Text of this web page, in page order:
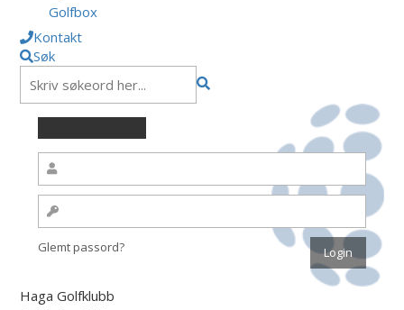
Golfbox
Kontakt
Søk
Glemt passord?
Haga Golfklubb